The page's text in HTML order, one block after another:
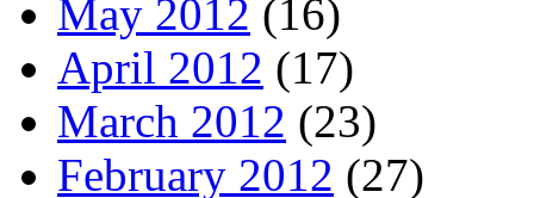
May 2012 (16)
April 2012 (17)
March 2012 (23)
February 2012 (27)